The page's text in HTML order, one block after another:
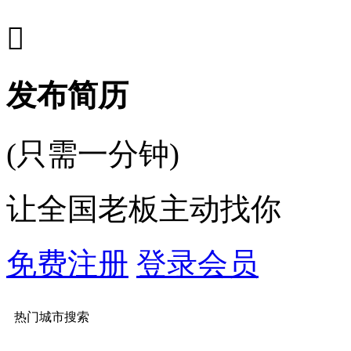

发布简历
(只需一分钟)
让全国老板主动找你
免费注册 登录会员
热门城市搜索